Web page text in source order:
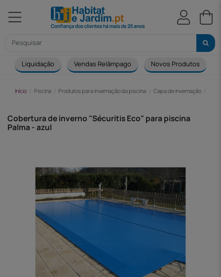
Liquidação Vendas Relâmpago Novos Produtos
Início Piscina Produtos para invernação da piscina Capa de invernação
Cobertura de inverno "Sécuritis Eco" para piscina
Palma - azul